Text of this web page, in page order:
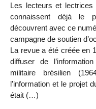
Les lecteurs et lectrices
connaissent déjà le
découvrent avec ce
campagne de soutien
La revue a été créée en
diffuser de
militaire brésilien
l’information et le projet
était (…)